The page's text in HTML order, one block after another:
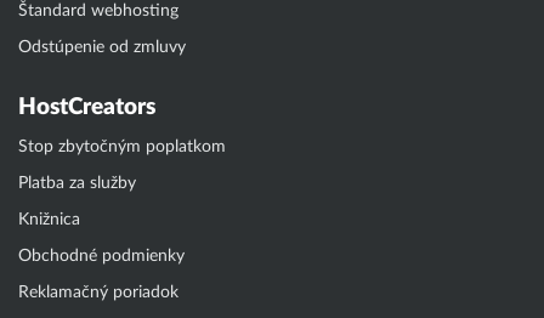
Štandard webhosting
Odstúpenie od zmluvy
HostCreators
Stop zbytočným poplatkom
Platba za služby
Knižnica
Obchodné podmienky
Reklamačný poriadok